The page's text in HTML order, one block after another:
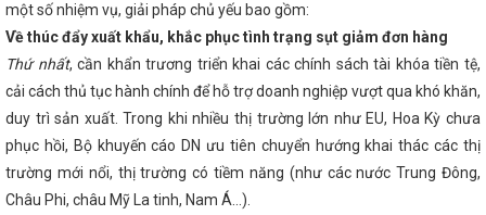
hóa chất nguy hiểm khác trong lĩnh vực công nghiệp
Hà Tĩnh thực hiện chuyển đổi số
Chúc mừng doanh
Việt Nam (13/10)
Bộ trưởng Bộ Công Thương, Trưởng
Thương mại với Hoa Kỳ Nguyễn Hồng Diên tiếp Ngài Marc E.
quyền Hợp chúng quốc Hoa Kỳ tại Việt Nam
Hà Tĩnh
Tập trung chỉ đạo, phấn đấu đạt và vượt các chỉ tiêu
của Thứ trưởng Nguyễn Hoàng Long trong khuôn khổ chuyến
Kazakhstan của Tổng Bí thư Tô Lâm
Hôm nay Quốc hội
nhân tạo
Hà Tĩnh có 9 sản phẩm đạt Ocop 4 sao năm 2025
cá nhân của Ban Thường vụ Đảng ủy UBND tỉnh
Hà Tĩnh
kỳ đại hội đảng bộ cấp huyện và tương đương
một số nhiệm vụ, giải pháp chủ yếu bao gồm:
Về thúc đẩy xuất khẩu, khắc phục tình trạng sụt giảm đơn hàng
Thứ nhất, cần khẩn trương triển khai các chính sách tài khóa tiền tệ,
cải cách thủ tục hành chính để hỗ trợ doanh nghiệp vượt qua khó khăn,
duy trì sản xuất. Trong khi nhiều thị trường lớn như EU, Hoa Kỳ chưa
phục hồi, Bộ khuyến cáo DN ưu tiên chuyển hướng khai thác các thị
trường mới nổi, thị trường có tiềm năng (như các nước Trung Đông,
Châu Phi, châu Mỹ La tinh, Nam Á…).